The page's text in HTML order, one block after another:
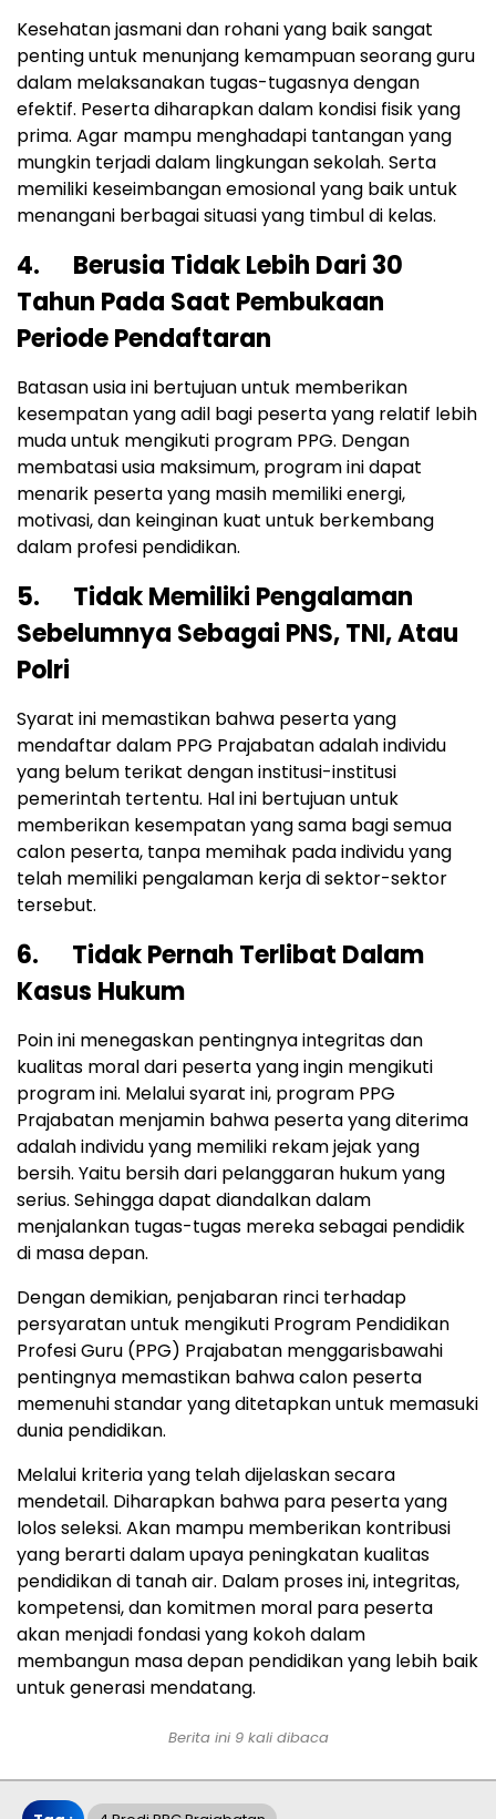
Kesehatan jasmani dan rohani yang baik sangat
penting untuk menunjang kemampuan seorang guru
dalam melaksanakan tugas-tugasnya dengan
efektif. Peserta diharapkan dalam kondisi fisik yang
prima. Agar mampu menghadapi tantangan yang
mungkin terjadi dalam lingkungan sekolah. Serta
memiliki keseimbangan emosional yang baik untuk
menangani berbagai situasi yang timbul di kelas.
4. Berusia Tidak Lebih Dari 30
Tahun Pada Saat Pembukaan
Periode Pendaftaran
Batasan usia ini bertujuan untuk memberikan
kesempatan yang adil bagi peserta yang relatif lebih
muda untuk mengikuti program PPG. Dengan
membatasi usia maksimum, program ini dapat
menarik peserta yang masih memiliki energi,
motivasi, dan keinginan kuat untuk berkembang
dalam profesi pendidikan.
5. Tidak Memiliki Pengalaman
Sebelumnya Sebagai PNS, TNI, Atau
Polri
Syarat ini memastikan bahwa peserta yang
mendaftar dalam PPG Prajabatan adalah individu
yang belum terikat dengan institusi-institusi
pemerintah tertentu. Hal ini bertujuan untuk
memberikan kesempatan yang sama bagi semua
calon peserta, tanpa memihak pada individu yang
telah memiliki pengalaman kerja di sektor-sektor
tersebut.
6. Tidak Pernah Terlibat Dalam
Kasus Hukum
Poin ini menegaskan pentingnya integritas dan
kualitas moral dari peserta yang ingin mengikuti
program ini. Melalui syarat ini, program PPG
Prajabatan menjamin bahwa peserta yang diterima
adalah individu yang memiliki rekam jejak yang
bersih. Yaitu bersih dari pelanggaran hukum yang
serius. Sehingga dapat diandalkan dalam
menjalankan tugas-tugas mereka sebagai pendidik
di masa depan.
Dengan demikian, penjabaran rinci terhadap
persyaratan untuk mengikuti Program Pendidikan
Profesi Guru (PPG) Prajabatan menggarisbawahi
pentingnya memastikan bahwa calon peserta
memenuhi standar yang ditetapkan untuk memasuki
dunia pendidikan.
Melalui kriteria yang telah dijelaskan secara
mendetail. Diharapkan bahwa para peserta yang
lolos seleksi. Akan mampu memberikan kontribusi
yang berarti dalam upaya peningkatan kualitas
pendidikan di tanah air. Dalam proses ini, integritas,
kompetensi, dan komitmen moral para peserta
akan menjadi fondasi yang kokoh dalam
membangun masa depan pendidikan yang lebih baik
untuk generasi mendatang.
Berita ini 9 kali dibaca